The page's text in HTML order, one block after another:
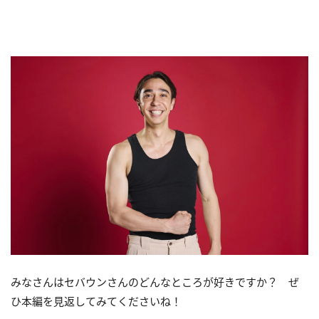
みなさんはセバウンさんのどんなところが好きですか？ ぜ
ひ本編を見返してみてくださいね！